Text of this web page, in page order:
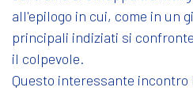
all'epilogo in cui, come in un
principali indiziati si
il colpevole.
Questo interessante incontro